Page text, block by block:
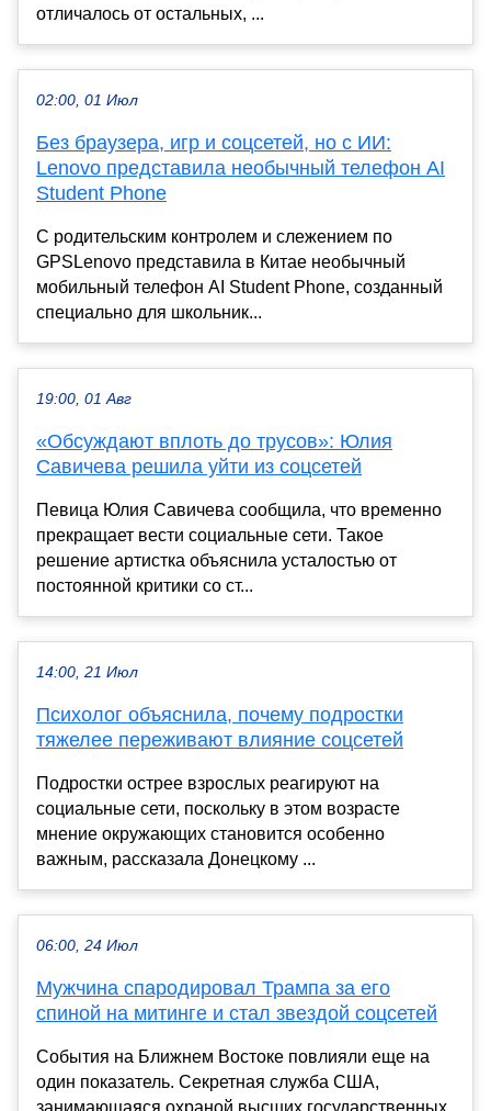
отличалось от остальных, ...
02:00, 01 Июл
Без браузера, игр и соцсетей, но с ИИ:
Lenovo представила необычный телефон AI
Student Phone
С родительским контролем и слежением по
GPSLenovo представила в Китае необычный
мобильный телефон AI Student Phone, созданный
специально для школьник...
19:00, 01 Авг
«Обсуждают вплоть до трусов»: Юлия
Савичева решила уйти из соцсетей
Певица Юлия Савичева сообщила, что временно
прекращает вести социальные сети. Такое
решение артистка объяснила усталостью от
постоянной критики со ст...
14:00, 21 Июл
Психолог объяснила, почему подростки
тяжелее переживают влияние соцсетей
Подростки острее взрослых реагируют на
социальные сети, поскольку в этом возрасте
мнение окружающих становится особенно
важным, рассказала Донецкому ...
06:00, 24 Июл
Мужчина спародировал Трампа за его
спиной на митинге и стал звездой соцсетей
События на Ближнем Востоке повлияли еще на
один показатель. Секретная служба США,